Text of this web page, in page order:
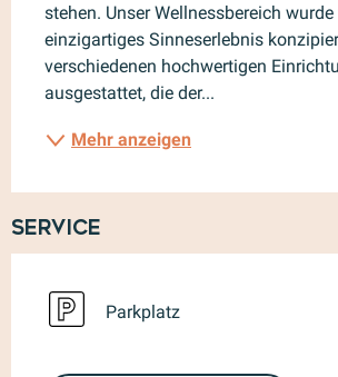
stehen. Unser Wellnessbereich
einzigartiges Sinneserlebnis
verschiedenen hochwertigen
ausgestattet, die der...
Mehr anzeigen
Service
Parkplatz